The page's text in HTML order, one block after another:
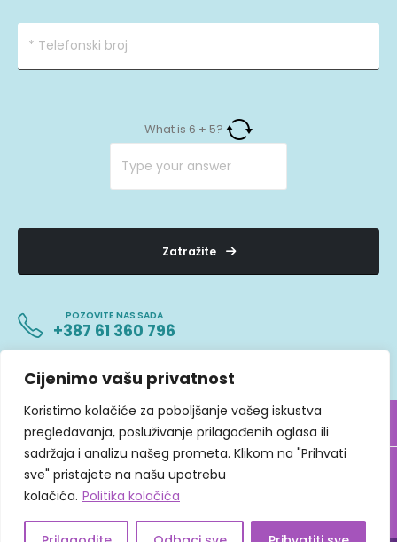
Cijenimo vašu privatnost
Koristimo kolačiće za poboljšanje vašeg iskustva
pregledavanja, posluživanje prilagođenih oglasa ili
sadržaja i analizu našeg prometa. Klikom na "Prihvati
sve" pristajete na našu upotrebu
kolačića. Politika kolačića
What is 6 + 5?
Zatražite
POZOVITE NAS SADA
+387 61 360 796
© 2025 Meliha Fejzić